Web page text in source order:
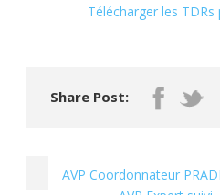
Télécharger les TDRs
Share Post:
AVP Coordonnateur